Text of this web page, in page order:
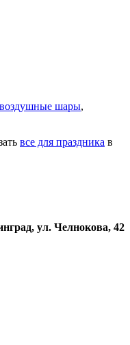
воздушные шары,
все для праздника в
ул. Челнокова, 42